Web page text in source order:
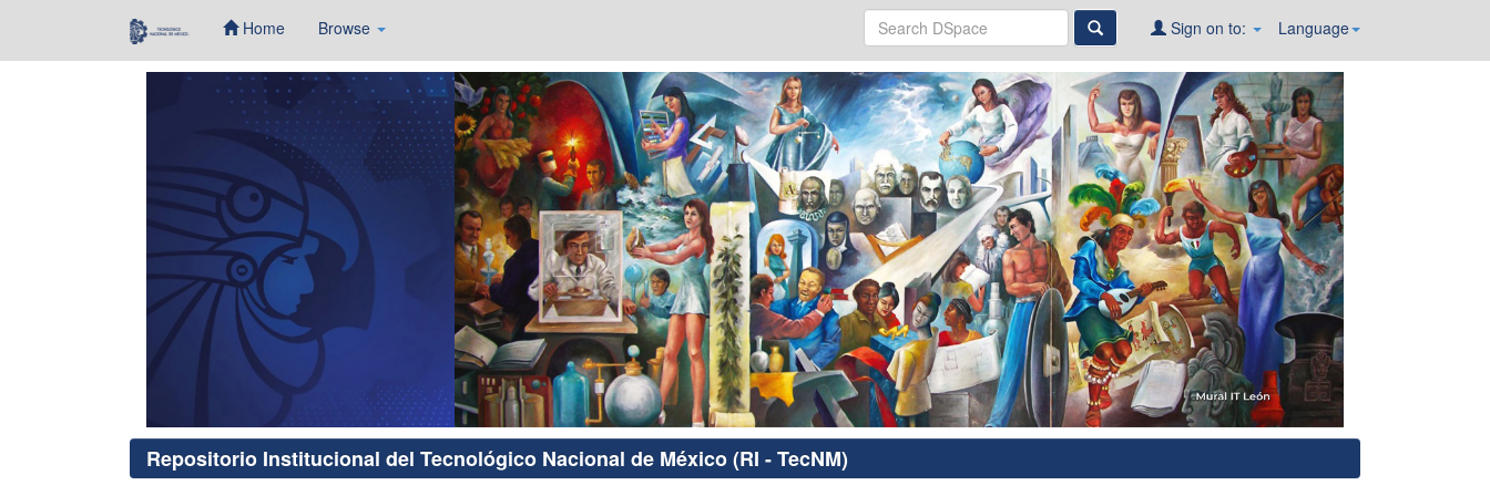
Home Browse Language
Sign on to:
Repositorio Institucional del Tecnológico Nacional de México (RI - TecNM)